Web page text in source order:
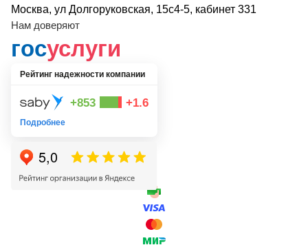
Москва, ул Долгоруковская, 15с4-5, кабинет 331
Нам доверяют
госуслуги
Рейтинг надежности компании
+853 +1.6
Подробнее